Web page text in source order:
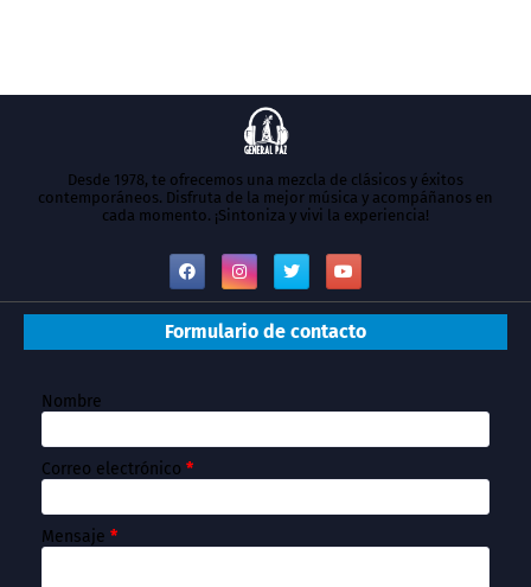
Desde 1978, te ofrecemos una mezcla de clásicos y éxitos
contemporáneos. Disfruta de la mejor música y acompáñanos en
cada momento. ¡Sintoniza y vivi la experiencia!
Formulario de contacto
Nombre
Correo electrónico *
Mensaje *